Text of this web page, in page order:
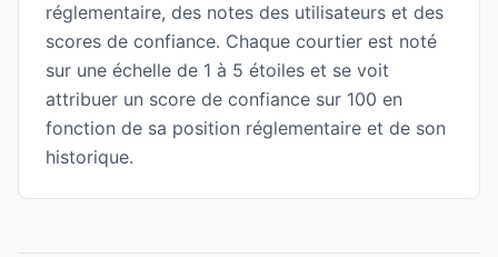
réglementaire, des notes des utilisateurs et des
scores de confiance. Chaque courtier est noté
sur une échelle de 1 à 5 étoiles et se voit
attribuer un score de confiance sur 100 en
fonction de sa position réglementaire et de son
historique.